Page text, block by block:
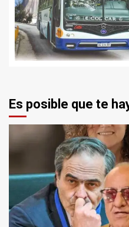
Es posible que te